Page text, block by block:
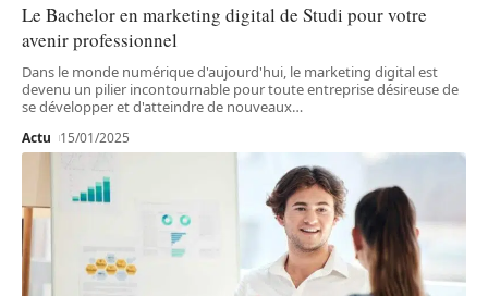
Le Bachelor en marketing digital de Studi pour votre
avenir professionnel
Dans le monde numérique d'aujourd'hui, le marketing digital est
devenu un pilier incontournable pour toute entreprise désireuse de
se développer et d'atteindre de nouveaux…
Actu 15/01/2025